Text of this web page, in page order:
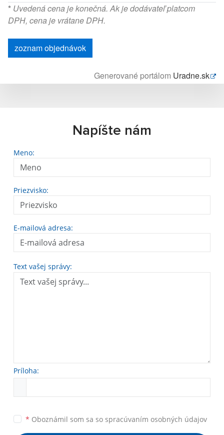
* Uvedená cena je konečná. Ak je dodávateľ platcom
DPH, cena je vrátane DPH.
zoznam objednávok
Generované portálom Uradne.sk
Napíšte nám
Meno:
Priezvisko:
E-mailová adresa:
Text vašej správy:
Príloha:
* Oboznámil som sa so spracúvaním osobných údajov